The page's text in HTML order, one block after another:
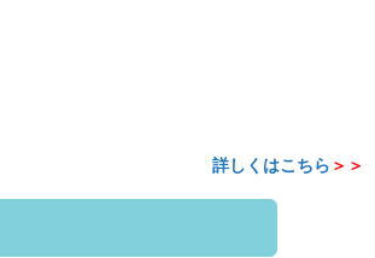
詳しくはこちら ＞＞